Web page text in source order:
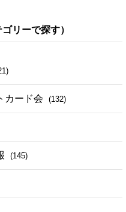
リーで探す）
カード会 (132)
(145)